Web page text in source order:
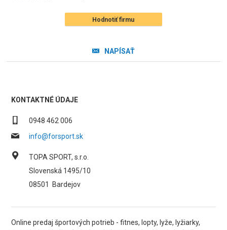
Hodnotiť firmu
NAPÍSAŤ
KONTAKTNÉ ÚDAJE
0948 462 006
info@forsport.sk
TOPA SPORT, s.r.o.
Slovenská 1495/10
08501
Bardejov
Online predaj športových potrieb - fitnes, lopty, lyže, lyžiarky,